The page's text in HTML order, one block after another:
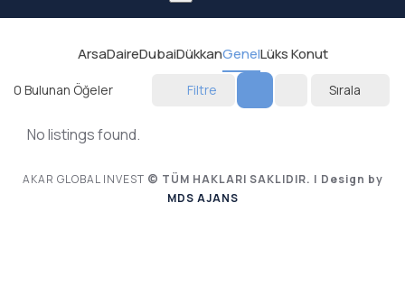
ArsaDaireDubaiDükkanGenelLüks Konut
0 Bulunan Öğeler Filtre Sırala
No listings found.
AKAR GLOBAL INVEST © TÜM HAKLARI SAKLIDIR. | Design by
MDS AJANS